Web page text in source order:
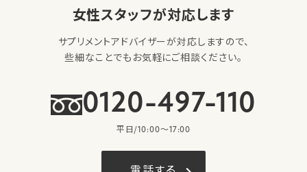
女性スタッフが対応します
サプリメントアドバイザーが対応しますので、
些細なことでもお気軽にご相談ください。
0120-497-110
平日/10:00〜17:00